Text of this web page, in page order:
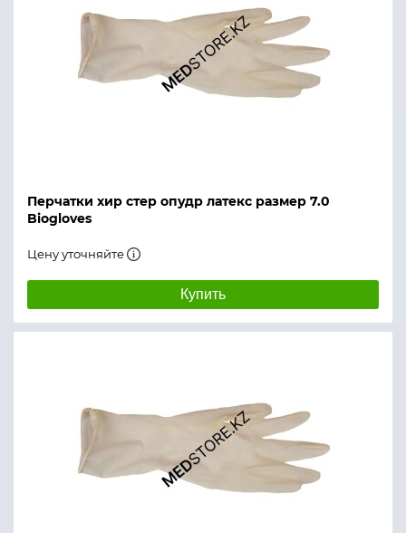
Перчатки хир стер опудр латекс размер 7.0
Biogloves
Цену уточняйте
Купить